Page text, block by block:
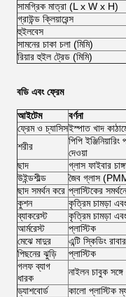
সামগ্রিক মাত্রা (L x W x H)
গ্রাউন্ড ক্লিয়ারেন্স
হুইলবেস
সামনের চাকা চলা (মিমি)
রিয়ার হুইল ট্রেড (মিমি)
বডি এবং ফ্রেম
আইটেম
বর্ণনা
ফ্রেম ও চ্যাসিসইস্পাত খাদ
শরীর
পিপি
দেওয়া
ছাদ
গ্লাস ফাইবার
উইন্ডশীল্ড
জৈব গ্লাস
ছাদ সমর্থন করে প্লাস্টিকের
কুশন
কৃত্রিম চামড়া এবং
ব্যাকরেস্ট
কৃত্রিম চামড়া
আর্মরেস্ট
প্লাস্টিক
মেঝে মাদুর
এন্টি স্কিডিং রাবার
পিছনের ঝুড়ি
প্লাস্টিক
গলফ ব্যাগ
ধারক
নাইলন চাবুক
ড্যাশবোর্ড
কালো প্লাস্টিক